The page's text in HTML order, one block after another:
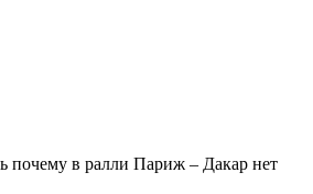
почему в ралли Париж – Дакар нет